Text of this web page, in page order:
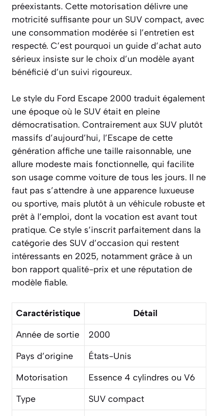
préexistants. Cette motorisation délivre une
motricité suffisante pour un SUV compact, avec
une consommation modérée si l’entretien est
respecté. C’est pourquoi un guide d’achat auto
sérieux insiste sur le choix d’un modèle ayant
bénéficié d’un suivi rigoureux.
Le style du Ford Escape 2000 traduit également
une époque où le SUV était en pleine
démocratisation. Contrairement aux SUV plutôt
massifs d’aujourd’hui, l’Escape de cette
génération affiche une taille raisonnable, une
allure modeste mais fonctionnelle, qui facilite
son usage comme voiture de tous les jours. Il ne
faut pas s’attendre à une apparence luxueuse
ou sportive, mais plutôt à un véhicule robuste et
prêt à l’emploi, dont la vocation est avant tout
pratique. Ce style s’inscrit parfaitement dans la
catégorie des SUV d’occasion qui restent
intéressants en 2025, notamment grâce à un
bon rapport qualité-prix et une réputation de
modèle fiable.
Caractéristique
Détail
Année de sortie
2000
Pays d’origine
États-Unis
Motorisation
Essence 4 cylindres ou V6
Type
SUV compact